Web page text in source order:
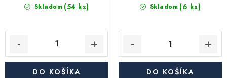
Skladom (54 ks)
DO KOŠÍKA
Skladom (6 ks)
DO KOŠÍKA